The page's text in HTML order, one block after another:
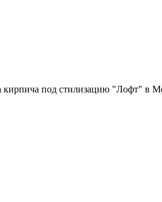
кирпича под стилизацию "Лофт" в